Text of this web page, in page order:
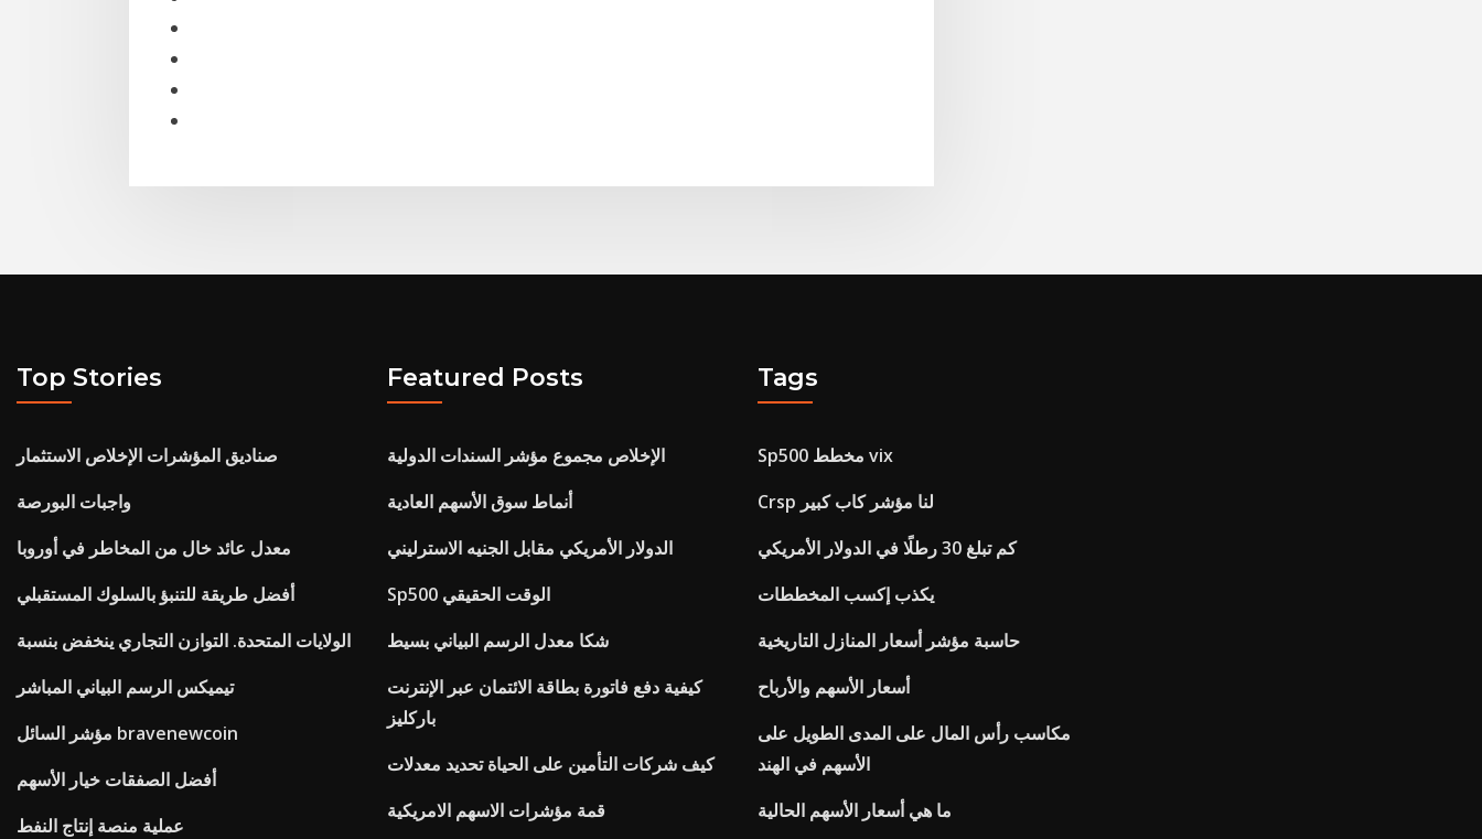
Top Stories
صناديق المؤشرات الإخلاص الاستثمار
واجبات البورصة
معدل عائد خال من المخاطر في أوروبا
أفضل طريقة للتنبؤ بالسلوك المستقبلي
الولايات المتحدة. التوازن التجاري ينخفض ​​بنسبة
تيميكس الرسم البياني المباشر
مؤشر السائل bravenewcoin
أفضل الصفقات خيار الأسهم
عملية منصة إنتاج النفط
Featured Posts
الإخلاص مجموع مؤشر السندات الدولية
أنماط سوق الأسهم العادية
الدولار الأمريكي مقابل الجنيه الاسترليني
Sp500 الوقت الحقيقي
شكا معدل الرسم البياني بسيط
كيفية دفع فاتورة بطاقة الائتمان عبر الإنترنت
باركليز
كيف شركات التأمين على الحياة تحديد معدلات
قمة مؤشرات الاسهم الامريكية
Tags
Sp500 مخطط vix
Crsp لنا مؤشر كاب كبير
كم تبلغ 30 رطلًا في الدولار الأمريكي
يكذب إكسب المخططات
حاسبة مؤشر أسعار المنازل التاريخية
أسعار الأسهم والأرباح
مكاسب رأس المال على المدى الطويل على
الأسهم في الهند
ما هي أسعار الأسهم الحالية